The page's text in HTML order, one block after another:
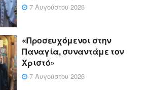
7 Αυγούστου 2026
«Προσευχόμενοι στην
Παναγία, συναντάμε τον
Χριστό»
7 Αυγούστου 2026